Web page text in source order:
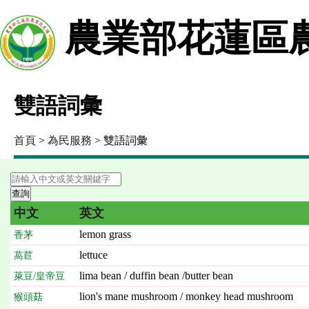
農業部花蓮區
雙語詞彙
首頁 > 為民服務 > 雙語詞彙
中文 英文
香茅 lemon grass
萵苣 lettuce
萊豆/皇帝豆 lima bean / duffin bean /butter bean
猴頭菇 lion's mane mushroom / monkey head mushroom